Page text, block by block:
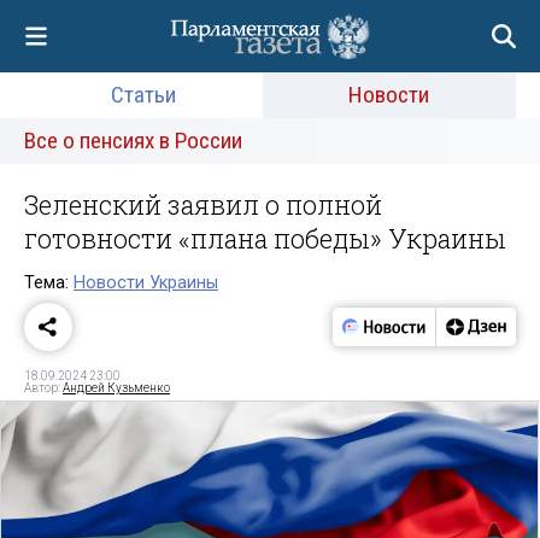
Статьи
Новости
Все о пенсиях в России
Зеленский заявил о полной
готовности «плана победы» Украины
Тема: Новости Украины
18.09.2024 23:00
Автор:Андрей Кузьменко